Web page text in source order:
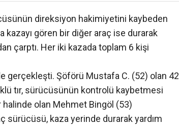
direksiyon hakimiyetini kaybeden
kazayı gören bir diğer araç ise durarak
çarptı. Her iki kazada toplam 6 kişi
gerçekleşti. Şöförü Mustafa C. (52) olan 42
tır, sürücüsünün kontrolü kaybetmesi
halinde olan Mehmet Bingöl (53)
sürücüsü, kaza yerinde durarak yardım